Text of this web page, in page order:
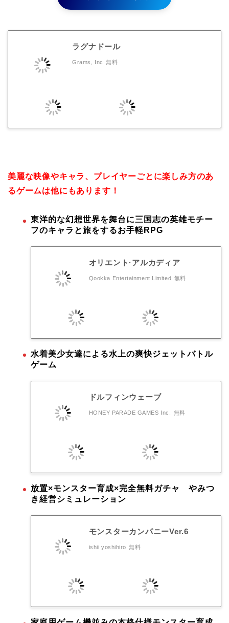
ラグナドール
Grams, Inc 無料
美麗な映像やキャラ、プレイヤーごとに楽しみ方のあ
るゲームは他にもあります！
東洋的な幻想世界を舞台に三国志の英雄モチー
フのキャラと旅をするお手軽RPG
オリエント·アルカディア
Qookka Entertainment Limited 無料
水着美少女達による水上の爽快ジェットバトル
ゲーム
ドルフィンウェーブ
HONEY PARADE GAMES Inc. 無料
放置×モンスター育成×完全無料ガチャ やみつ
き経営シミュレーション
モンスターカンパニーVer.6
ishii yoshihiro 無料